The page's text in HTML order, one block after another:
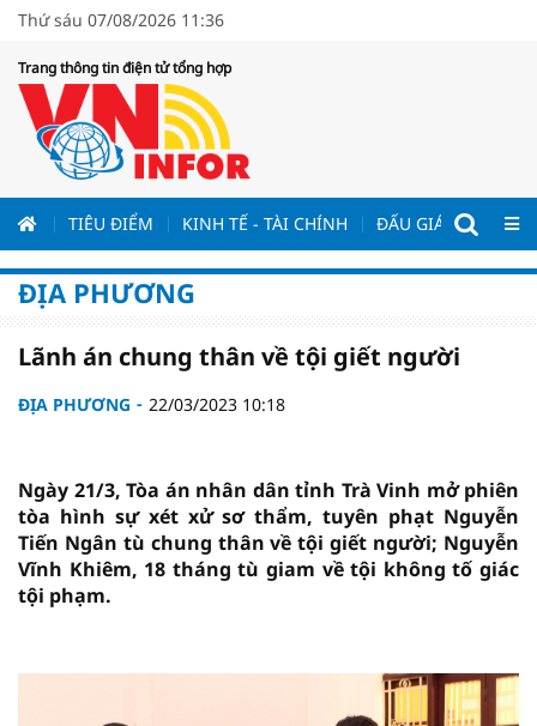
Thứ sáu 07/08/2026 11:36
Trang thông tin điện tử tổng hợp
TIÊU ĐIỂM KINH TẾ - TÀI CHÍNH ĐẤU GIÁ - ĐẤU
ĐỊA PHƯƠNG
Lãnh án chung thân về tội giết người
ĐỊA PHƯƠNG 22/03/2023 10:18
Ngày 21/3, Tòa án nhân dân tỉnh Trà Vinh mở phiên
tòa hình sự xét xử sơ thẩm, tuyên phạt Nguyễn
Tiến Ngân tù chung thân về tội giết người; Nguyễn
Vĩnh Khiêm, 18 tháng tù giam về tội không tố giác
tội phạm.